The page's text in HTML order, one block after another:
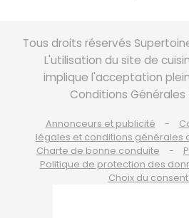
Tous droits réservés
L'utilisation du site de
implique l'acceptation
Conditions Générales
Annonceurs et publicité
légales et conditions générales
Charte de bonne conduite
Politique de protection des
Choix du